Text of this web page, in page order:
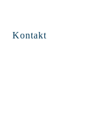
Kontakt